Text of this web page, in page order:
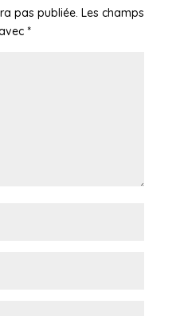
pas publiée. Les champs
*